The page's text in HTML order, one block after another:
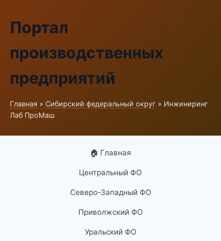
Портал
производственных
предприятий
Главная » Сибирский федеральный округ » Инжиниринг
Лаб ПроМаш
🏠 Главная
Центральный ФО
Северо-Западный ФО
Приволжский ФО
Уральский ФО